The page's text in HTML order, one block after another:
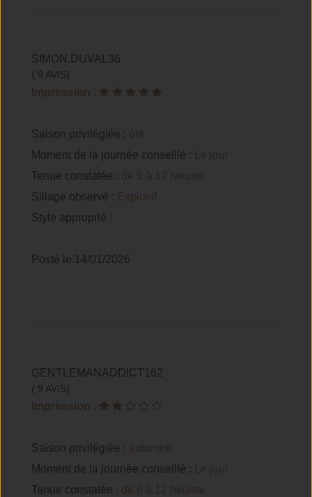
SIMON.DUVAL36
( 9 AVIS)
Impression :
Saison privilégiée : été
Moment de la journée conseillé :
Le jour
Tenue constatée : de 6 à 12 heures
Sillage observé : Explosif
Style approprié :
Posté le 14/01/2026
GENTLEMANADDICT162
( 9 AVIS)
Impression :
Saison privilégiée : automne
Moment de la journée conseillé :
Le jour
Tenue constatée : de 6 à 12 heures